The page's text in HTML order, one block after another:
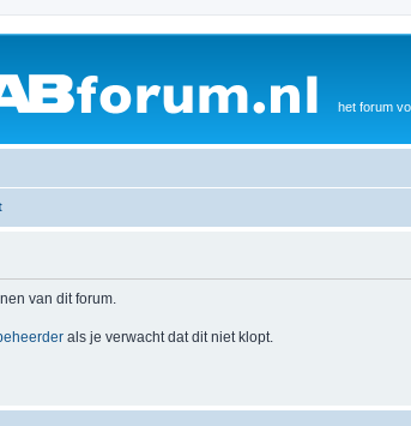
het forum
van dit forum.
als je verwacht dat dit niet klopt.